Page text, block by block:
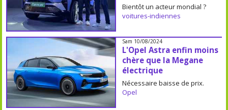
Bientôt un acteur mondial ?
voitures-indiennes
Sam 10/08/2024
L'Opel Astra enfin moins
chère que la Megane
électrique
Nécessaire baisse de prix.
Opel